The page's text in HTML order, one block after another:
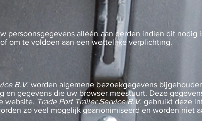
persoonsgegevens alléén aan derden indien dit nodig
om te voldoen aan een wettelijke verplichting.
B.V. worden algemene bezoekgegevens
en gegevens die uw browser meestuurt. Deze
website. Trade Port Trailer Service B.V. gebruikt deze
zo veel mogelijk geanonimiseerd en worden niet